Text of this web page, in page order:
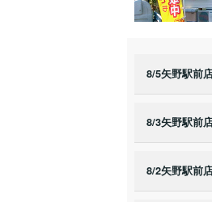
8/5矢野駅前
8/3矢野駅前
8/2矢野駅前